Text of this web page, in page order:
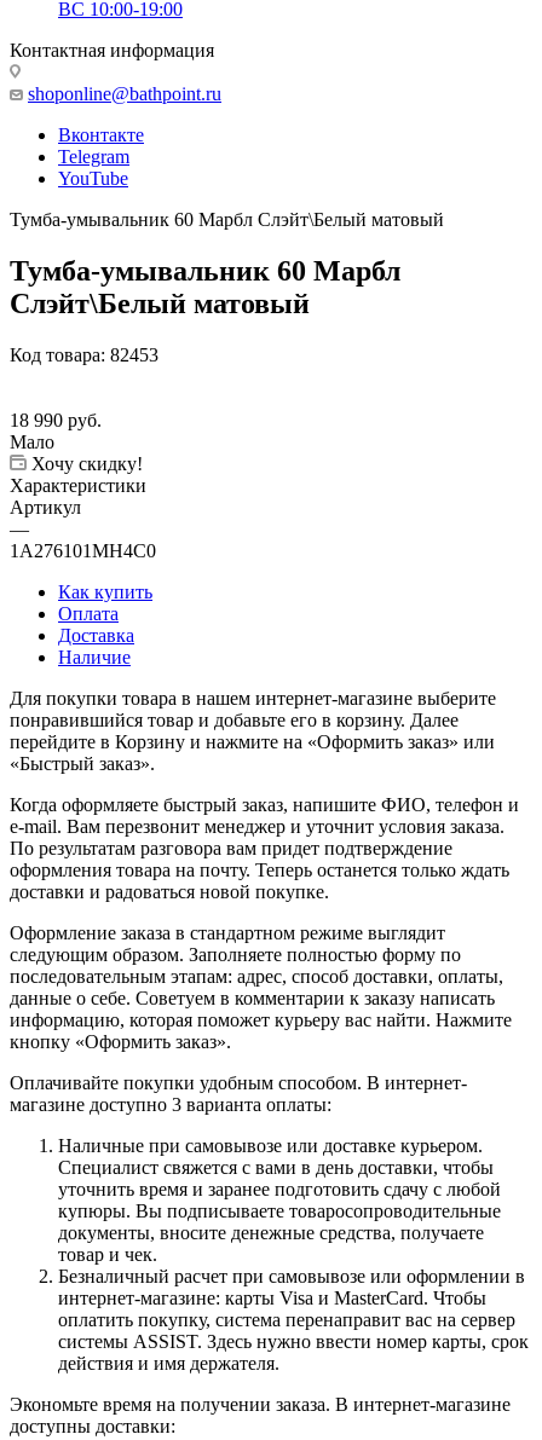
ВС 10:00-19:00
Контактная информация
shoponline@bathpoint.ru
Вконтакте
Telegram
YouTube
Тумба-умывальник 60 Марбл Слэйт\Белый матовый
Тумба-умывальник 60 Марбл
Слэйт\Белый матовый
Код товара: 82453
18 990 руб.
Мало
Хочу скидку!
Характеристики
Артикул
—
1A276101MH4C0
Как купить
Оплата
Доставка
Наличие
Для покупки товара в нашем интернет-магазине выберите
понравившийся товар и добавьте его в корзину. Далее
перейдите в Корзину и нажмите на «Оформить заказ» или
«Быстрый заказ».
Когда оформляете быстрый заказ, напишите ФИО, телефон и
e-mail. Вам перезвонит менеджер и уточнит условия заказа.
По результатам разговора вам придет подтверждение
оформления товара на почту. Теперь останется только ждать
доставки и радоваться новой покупке.
Оформление заказа в стандартном режиме выглядит
следующим образом. Заполняете полностью форму по
последовательным этапам: адрес, способ доставки, оплаты,
данные о себе. Советуем в комментарии к заказу написать
информацию, которая поможет курьеру вас найти. Нажмите
кнопку «Оформить заказ».
Оплачивайте покупки удобным способом. В интернет-
магазине доступно 3 варианта оплаты:
Наличные при самовывозе или доставке курьером.
Специалист свяжется с вами в день доставки, чтобы
уточнить время и заранее подготовить сдачу с любой
купюры. Вы подписываете товаросопроводительные
документы, вносите денежные средства, получаете
товар и чек.
Безналичный расчет при самовывозе или оформлении в
интернет-магазине: карты Visa и MasterCard. Чтобы
оплатить покупку, система перенаправит вас на сервер
системы ASSIST. Здесь нужно ввести номер карты, срок
действия и имя держателя.
Экономьте время на получении заказа. В интернет-магазине
доступны доставки: